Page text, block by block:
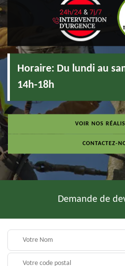
Horaire: Du lundi au
14h-18h
VOIR NOS
CONTACTEZ-
Demande de